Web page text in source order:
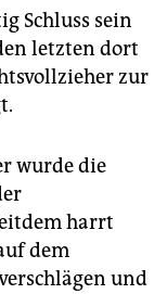
Schluss sein
letzten dort
zur
wurde die
harrt
dem
und